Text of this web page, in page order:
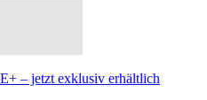
– jetzt exklusiv erhältlich